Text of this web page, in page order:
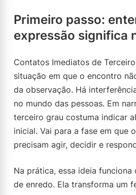
Primeiro passo:
expressão significa
Contatos Imediatos de
situação em que o encontro
da observação. Há
no mundo das pessoas. Em
terceiro grau costuma indicar
inicial. Vai para a fase em que
precisam agir, decidir e
Na prática, essa ideia funciona
de enredo. Ela transforma um